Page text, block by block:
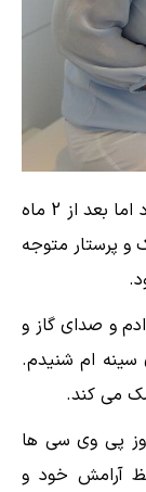
این موضوع ابتدا برای من بسیار هراس آور بود اما بعد از 2 ماه
و پرستار متوجه
و صدای گاز و
ام شنیدم.
می کند.
پی وی سی ها
آرامش خود و